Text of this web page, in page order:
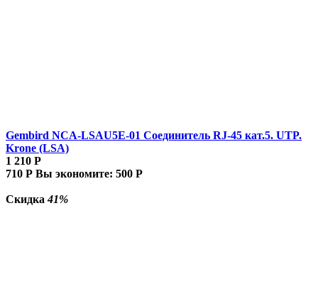
Gembird NCA-LSAU5E-01 Соединитель RJ-45 кат.5. UTP.
Krone (LSA)
1 210 Р
710 Р Вы экономите: 500 Р
Скидка41%